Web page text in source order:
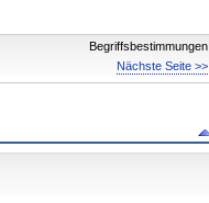
Begriffsbestimmungen
Nächste Seite >>